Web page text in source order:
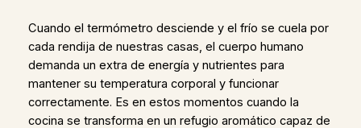
Cuando el termómetro desciende y el frío se cuela por
cada rendija de nuestras casas, el cuerpo humano
demanda un extra de energía y nutrientes para
mantener su temperatura corporal y funcionar
correctamente. Es en estos momentos cuando la
cocina se transforma en un refugio aromático capaz de